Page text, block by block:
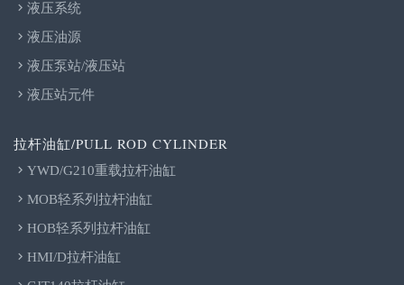
液压系统
液压油源
液压泵站/液压站
液压站元件
拉杆油缸/PULL ROD CYLINDER
YWD/G210重载拉杆油缸
MOB轻系列拉杆油缸
HOB轻系列拉杆油缸
HMI/D拉杆油缸